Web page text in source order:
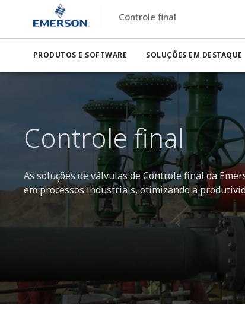
Controle final
PRODUTOS E SOFTWARE SOLUÇÕES EM DESTAQUE
Controle final
As soluções de válvulas de Controle final da
em processos industriais, otimizando a